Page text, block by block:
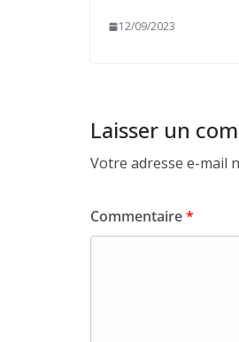
12/09/2023
Laisser un
Votre adresse e-mail
Commentaire*